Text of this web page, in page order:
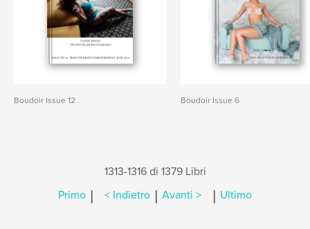
Boudoir Issue 12 Boudoir Issue 6
1313-1316 di 1379 Libri
Primo | < Indietro | Avanti > | Ultimo